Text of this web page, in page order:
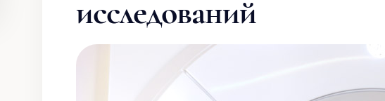
исследований